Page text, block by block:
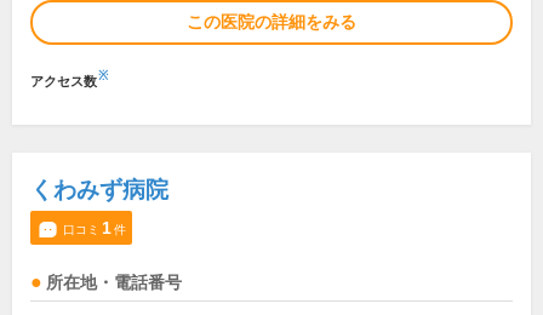
この医院の詳細をみる
アクセス数※
くわみず病院
口コミ 1件
所在地・電話番号